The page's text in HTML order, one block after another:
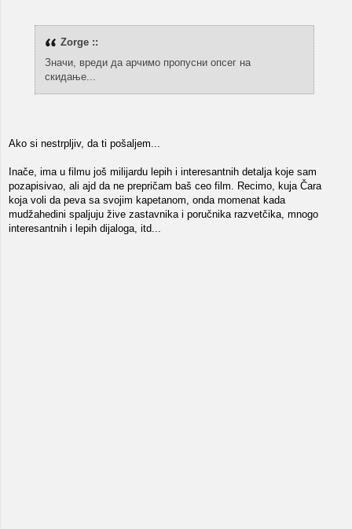
Zorge ::
Значи, вреди да арчимо пропусни опсег на
скидање...
Ako si nestrpljiv, da ti pošaljem...
Inače, ima u filmu još milijardu lepih i interesantnih detalja koje sam
pozapisivao, ali ajd da ne prepričam baš ceo film. Recimo, kuja Čara
koja voli da peva sa svojim kapetanom, onda momenat kada
mudžahedini spaljuju žive zastavnika i poručnika razvetčika, mnogo
interesantnih i lepih dijaloga, itd...